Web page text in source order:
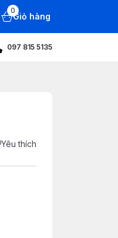
0
Giỏ hàng
097 815 5135
Yêu thích